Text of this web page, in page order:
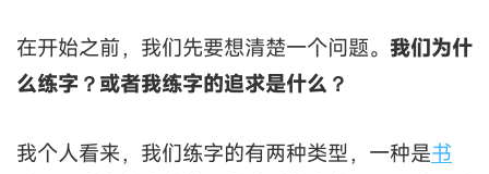
在开始之前，我们先要想清楚一个问题。 我们为什
么练字？或者我练字的追求是什么？
我个人看来，我们练字的有两种类型，一种是书